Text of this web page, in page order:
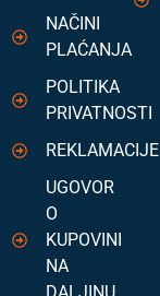
NAČINI
PLAĆANJA
POLITIKA
PRIVATNOSTI
REKLAMACIJE
UGOVOR
O
KUPOVINI
NA